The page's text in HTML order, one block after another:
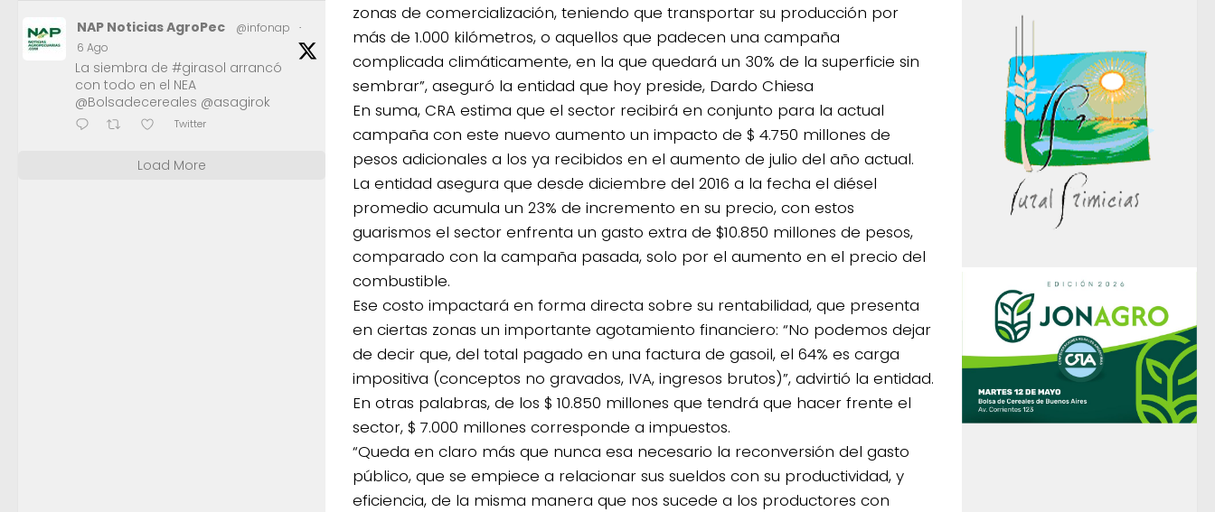
zonas de comercialización, teniendo que transportar su producción por
más de 1.000 kilómetros, o aquellos que padecen una campaña
complicada climáticamente, en la que quedará un 30% de la superficie sin
sembrar”, aseguró la entidad que hoy preside, Dardo Chiesa
En suma, CRA estima que el sector recibirá en conjunto para la actual
campaña con este nuevo aumento un impacto de $ 4.750 millones de
pesos adicionales a los ya recibidos en el aumento de julio del año actual.
La entidad asegura que desde diciembre del 2016 a la fecha el diésel
promedio acumula un 23% de incremento en su precio, con estos
guarismos el sector enfrenta un gasto extra de $10.850 millones de pesos,
comparado con la campaña pasada, solo por el aumento en el precio del
combustible.
Ese costo impactará en forma directa sobre su rentabilidad, que presenta
en ciertas zonas un importante agotamiento financiero: “No podemos dejar
de decir que, del total pagado en una factura de gasoil, el 64% es carga
impositiva (conceptos no gravados, IVA, ingresos brutos)”, advirtió la entidad.
En otras palabras, de los $ 10.850 millones que tendrá que hacer frente el
sector, $ 7.000 millones corresponde a impuestos.
“Queda en claro más que nunca esa necesario la reconversión del gasto
público, que se empiece a relacionar sus sueldos con su productividad, y
eficiencia, de la misma manera que nos sucede a los productores con
NAP Noticias AgroPec @infonap
·
6 Ago
La siembra de #girasol arrancó
con todo en el NEA
@Bolsadecereales @asagirok
Twitter
Load More